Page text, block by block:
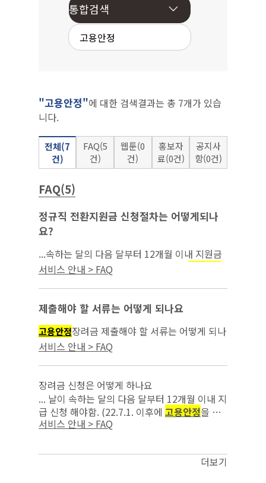
"고용안정"에 대한 검색결과는 총 7개가 있습
니다.
전체(7
건)
FAQ(5
건)
웹툰(0
건)
홍보자
료(0건)
공지사
항(0건)
FAQ(5)
정규직 전환지원금 신청절차는 어떻게되나
요?
...속하는 달의 다음 달부터 12개월 이내 지원금
을 반드시 신청해야 함.‘22.7.1.이후에
을 위한 조치를 이행한 사업주부터 적용)(’22.7.
18. 시행)...
서비스 안내 > FAQ
제출해야 할 서류는 어떻게 되나요
고용안정장려금 제출해야 할 서류는 어떻게 되나
요...
서비스 안내 > FAQ
장려금 신청은 어떻게 하나요
... 날이 속하는 달의 다음 달부터 12개월 이내 지
급 신청 해야함. (22.7.1. 이후에 고용안정을 위
한 조치를 이행한 사업주부터 적용)(‘22.7.18.시
서비스 안내 > FAQ
더보기